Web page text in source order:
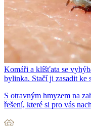
Komáři a klíšťata se
bylinka. Stačí ji zasadit ke
S otravným hmyzem na
řešení, které si pro vás